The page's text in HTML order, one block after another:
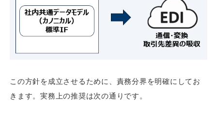
この方針を成立させるために、責務分界を明確にしてお
きます。実務上の推奨は次の通りです。